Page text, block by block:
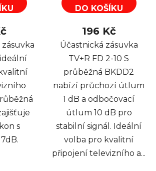
s
DO KOŠÍKU
196 Kč
Účastnická zásuvka
TV+R FD 2-10 S
průběžná BKDD2
nabízí průchozí útlum
1 dB a odbočovací
útlum 10 dB pro
stabilní signál. Ideální
volba pro kvalitní
připojení televizního a...